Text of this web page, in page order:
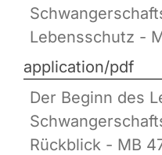
Lebensschutz -
application/pdf
Der Beginn des
Rückblick - MB